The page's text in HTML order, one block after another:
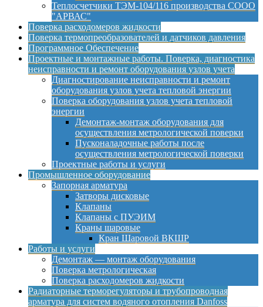
Теплосчетчики ТЭМ-104/116 производства СООО
"АРВАС"
Поверка расходомеров жидкости
Поверка термопреобразователей и датчиков давления
Программное Обеспечение
Проектные и монтажные работы. Поверка, диагностика
неисправности и ремонт оборудования узлов учета
Диагностирование неисправности и ремонт
оборудования узлов учета тепловой энергии
Поверка оборудования узлов учета тепловой
энергии
Демонтаж-монтаж оборудования для
осуществления метрологической поверки
Пусконаладочные работы после
осуществления метрологической поверки
Проектные работы и услуги
Промышленное оборудование
Запорная арматура
Затворы дисковые
Клапаны
Клапаны с ПУЭИМ
Краны шаровые
Кран Шаровой ВКШР
Работы и услуги
Демонтаж — монтаж оборудования
Поверка метрологическая
Поверка расходомеров жидкости
Радиаторные терморегуляторы и трубопроводная
арматура для систем водяного отопления Danfoss